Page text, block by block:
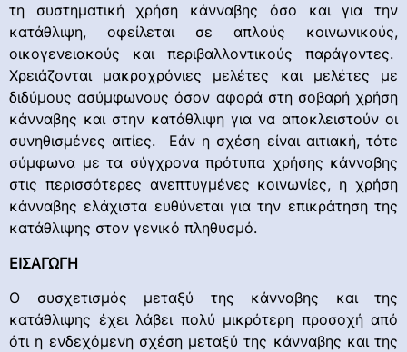
τη συστηματική χρήση κάνναβης όσο και για την
κατάθλιψη, οφείλεται σε απλούς κοινωνικούς,
οικογενειακούς και περιβαλλοντικούς παράγοντες.
Χρειάζονται μακροχρόνιες μελέτες και μελέτες με
διδύμους ασύμφωνους όσον αφορά στη σοβαρή χρήση
κάνναβης και στην κατάθλιψη για να αποκλειστούν οι
συνηθισμένες αιτίες. Εάν η σχέση είναι αιτιακή, τότε
σύμφωνα με τα σύγχρονα πρότυπα χρήσης κάνναβης
στις περισσότερες ανεπτυγμένες κοινωνίες, η χρήση
κάνναβης ελάχιστα ευθύνεται για την επικράτηση της
κατάθλιψης στον γενικό πληθυσμό.
ΕΙΣΑΓΩΓΗ
Ο συσχετισμός μεταξύ της κάνναβης και της
κατάθλιψης έχει λάβει πολύ μικρότερη προσοχή από
ότι η ενδεχόμενη σχέση μεταξύ της κάνναβης και της